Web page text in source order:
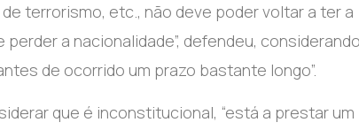
terrorismo, etc., não deve poder voltar a ter a
a nacionalidade”, defendeu, considerando
de ocorrido um prazo bastante longo”.
que é inconstitucional, “está a prestar um